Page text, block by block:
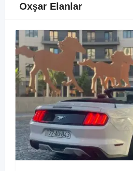
Oxşar Elanlar